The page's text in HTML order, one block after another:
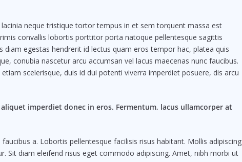
neque tristique tortor tempus in et sem torquent massa est
convallis lobortis porttitor porta natoque pellentesque sagittis
egestas hendrerit id lectus quam eros tempor hac, platea quis
conubia nascetur arcu accumsan vel lacus maecenas nunc faucibus.
scelerisque, duis id dui potenti viverra imperdiet posuere, dis arcu
imperdiet donec in eros. Fermentum, lacus ullamcorper at
a. Lobortis pellentesque facilisis risus habitant. Mollis adipiscing
Sit diam eleifend risus eget commodo adipiscing. Amet, nibh morbi ut